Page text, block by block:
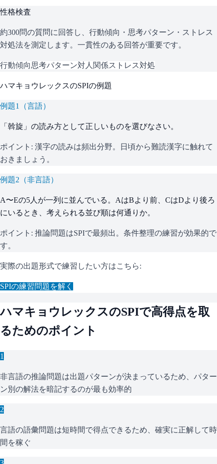
性格検査
約300問の質問に回答し、行動傾向・思考パターン・ストレス
対処法を測定します。一貫性のある回答が重要です。
行動傾向思考パターン対人関係ストレス対処
ハマキョウレックスのSPIの例題
例題1 （言語）
「斡旋」の読み方として正しいものを選びなさい。
ポイント: 漢字の読みは頻出分野。日頃から難読漢字に触れて
おきましょう。
例題2 （非言語）
A〜Eの5人が一列に並んでいる。AはBより前、CはDより後ろ
にいるとき、考えられる並び順は何通りか。
ポイント: 推論問題はSPIで最頻出。条件整理の練習が効果的で
す。
実際の出題形式で練習したい方はこちら:
SPIの練習問題を解く
ハマキョウレックスのSPIで高得点を取
るためのポイント
1
非言語の推論問題は出題パターンが決まっているため、パター
ン別の解法を暗記するのが最も効率的
2
言語の語彙問題は短時間で得点できるため、確実に正解して時
間を稼ぐ